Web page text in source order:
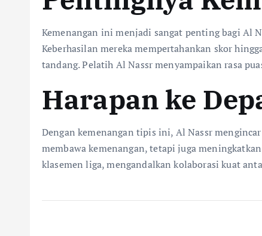
Kemenangan ini menjadi sangat penting bagi Al
Keberhasilan mereka mempertahankan skor
tandang. Pelatih Al Nassr menyampaikan rasa
Harapan ke
Dengan kemenangan tipis ini, Al Nassr
membawa kemenangan, tetapi juga
klasemen liga, mengandalkan kolaborasi kuat